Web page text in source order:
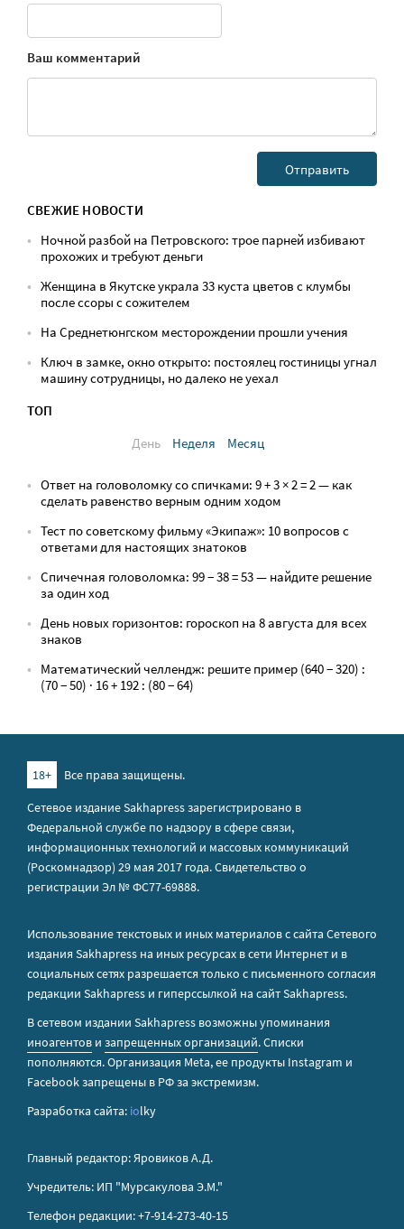
Ваш комментарий
СВЕЖИЕ НОВОСТИ
Ночной разбой на Петровского: трое парней избивают
прохожих и требуют деньги
Женщина в Якутске украла 33 куста цветов с клумбы
после ссоры с сожителем
На Среднетюнгском месторождении прошли учения
Ключ в замке, окно открыто: постоялец гостиницы угнал
машину сотрудницы, но далеко не уехал
ТОП
День
Неделя Месяц
Ответ на головоломку со спичками: 9 + 3 × 2 = 2 — как
сделать равенство верным одним ходом
Тест по советскому фильму «Экипаж»: 10 вопросов с
ответами для настоящих знатоков
Спичечная головоломка: 99 − 38 = 53 — найдите решение
за один ход
День новых горизонтов: гороскоп на 8 августа для всех
знаков
Математический челлендж: решите пример (640 − 320) :
(70 − 50) · 16 + 192 : (80 − 64)
18+
Все права защищены.
Сетевое издание Sakhapress зарегистрировано в
Федеральной службе по надзору в сфере связи,
информационных технологий и массовых коммуникаций
(Роскомнадзор) 29 мая 2017 года. Свидетельство о
регистрации Эл № ФС77-69888.
Использование текстовых и иных материалов с сайта Сетевого
издания Sakhapress на иных ресурсах в сети Интернет и в
социальных сетях разрешается только с письменного согласия
редакции Sakhapress и гиперссылкой на сайт Sakhapress.
В сетевом издании Sakhapress возможны упоминания
иноагентов и запрещенных организаций. Списки
пополняются. Организация Metа, ее продукты Instagram и
Facebook запрещены в РФ за экстремизм.
Разработка сайта: iolky
Главный редактор: Яровиков А.Д.
Учредитель: ИП "Мурсакулова Э.М."
Телефон редакции: +7-914-273-40-15